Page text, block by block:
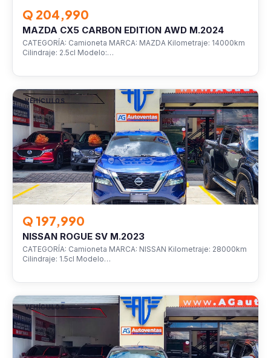
Q 204,990
MAZDA CX5 CARBON EDITION AWD M.2024
CATEGORÍA: Camioneta MARCA: MAZDA Kilometraje: 14000km
Cilindraje: 2.5cl Modelo:…
VEHÍCULOS
Q 197,990
NISSAN ROGUE SV M.2023
CATEGORÍA: Camioneta MARCA: NISSAN Kilometraje: 28000km
Cilindraje: 1.5cl Modelo…
VEHÍCULOS